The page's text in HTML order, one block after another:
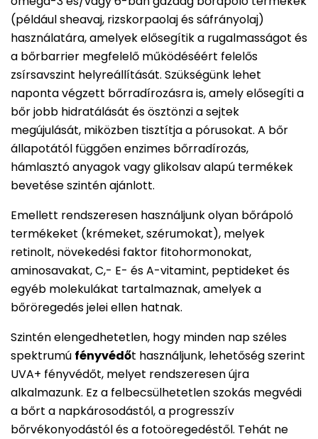
(például sheavaj, rizskorpaolaj és sáfrányolaj)
használatára, amelyek elősegítik a rugalmasságot és
a bőrbarrier megfelelő működéséért felelős
zsírsavszint helyreállítását. Szükségünk lehet
naponta végzett bőrradírozásra is, amely elősegíti a
bőr jobb hidratálását és ösztönzi a sejtek
megújulását, miközben tisztítja a pórusokat. A bőr
állapotától függően enzimes bőrradírozás,
hámlasztó anyagok vagy glikolsav alapú termékek
bevetése szintén ajánlott.
Emellett rendszeresen használjunk olyan bőrápoló
termékeket (krémeket, szérumokat), melyek
retinolt, növekedési faktor fitohormonokat,
aminosavakat, C,- E- és A-vitamint, peptideket és
egyéb molekulákat tartalmaznak, amelyek a
bőröregedés jelei ellen hatnak.
Szintén elengedhetetlen, hogy minden nap széles
spektrumú fényvédőt használjunk, lehetőség szerint
UVA+ fényvédőt, melyet rendszeresen újra
alkalmazunk. Ez a felbecsülhetetlen szokás megvédi
a bőrt a napkárosodástól, a progresszív
bőrvékonyodástól és a fotoöregedéstől. Tehát ne